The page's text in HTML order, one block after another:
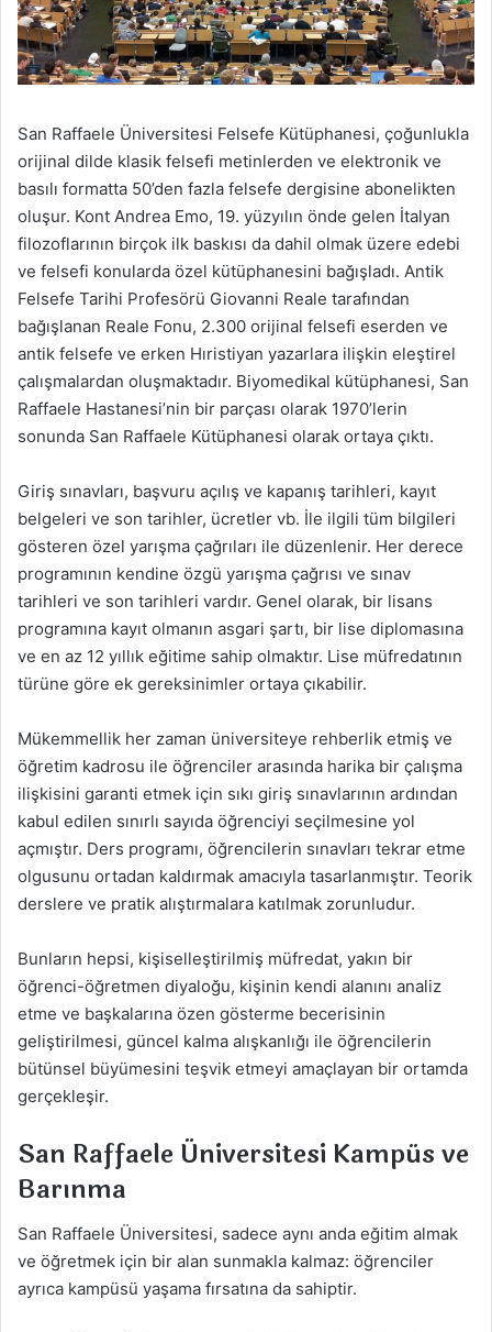
San Raffaele Üniversitesi Felsefe Kütüphanesi, çoğunlukla
orijinal dilde klasik felsefi metinlerden ve elektronik ve
basılı formatta 50’den fazla felsefe dergisine abonelikten
oluşur. Kont Andrea Emo, 19. yüzyılın önde gelen İtalyan
filozoflarının birçok ilk baskısı da dahil olmak üzere edebi
ve felsefi konularda özel kütüphanesini bağışladı. Antik
Felsefe Tarihi Profesörü Giovanni Reale tarafından
bağışlanan Reale Fonu, 2.300 orijinal felsefi eserden ve
antik felsefe ve erken Hıristiyan yazarlara ilişkin eleştirel
çalışmalardan oluşmaktadır. Biyomedikal kütüphanesi, San
Raffaele Hastanesi’nin bir parçası olarak 1970’lerin
sonunda San Raffaele Kütüphanesi olarak ortaya çıktı.
Giriş sınavları, başvuru açılış ve kapanış tarihleri, kayıt
belgeleri ve son tarihler, ücretler vb. İle ilgili tüm bilgileri
gösteren özel yarışma çağrıları ile düzenlenir. Her derece
programının kendine özgü yarışma çağrısı ve sınav
tarihleri ve son tarihleri vardır. Genel olarak, bir lisans
programına kayıt olmanın asgari şartı, bir lise diplomasına
ve en az 12 yıllık eğitime sahip olmaktır. Lise müfredatının
türüne göre ek gereksinimler ortaya çıkabilir.
Mükemmellik her zaman üniversiteye rehberlik etmiş ve
öğretim kadrosu ile öğrenciler arasında harika bir çalışma
ilişkisini garanti etmek için sıkı giriş sınavlarının ardından
kabul edilen sınırlı sayıda öğrenciyi seçilmesine yol
açmıştır. Ders programı, öğrencilerin sınavları tekrar etme
olgusunu ortadan kaldırmak amacıyla tasarlanmıştır. Teorik
derslere ve pratik alıştırmalara katılmak zorunludur.
Bunların hepsi, kişiselleştirilmiş müfredat, yakın bir
öğrenci-öğretmen diyaloğu, kişinin kendi alanını analiz
etme ve başkalarına özen gösterme becerisinin
geliştirilmesi, güncel kalma alışkanlığı ile öğrencilerin
bütünsel büyümesini teşvik etmeyi amaçlayan bir ortamda
gerçekleşir.
San Raffaele Üniversitesi Kampüs ve
Barınma
San Raffaele Üniversitesi, sadece aynı anda eğitim almak
ve öğretmek için bir alan sunmakla kalmaz: öğrenciler
ayrıca kampüsü yaşama fırsatına da sahiptir.